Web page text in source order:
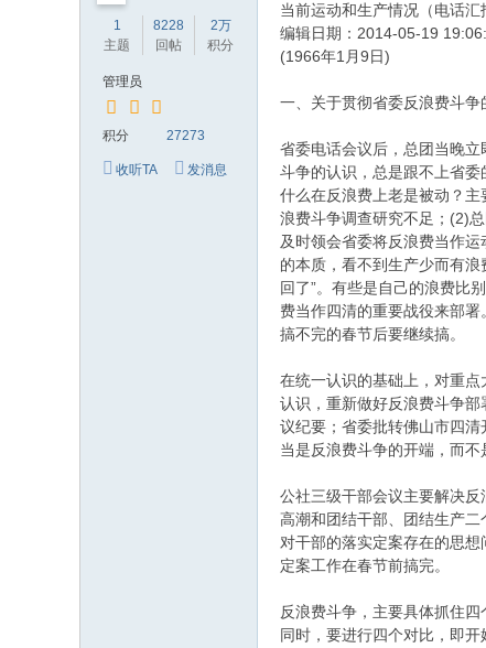
1
主题
8228
回帖
2万
积分
管理员
积分 27273
收听TA 发消息
当前运动和生产情况（电话汇
编辑日期：2014-05-19
(1966年1月9日)
一、关于贯彻省委反浪费斗争
省委电话会议后，总团当晚
斗争的认识，总是跟不上省
什么在反浪费上老是被动？
浪费斗争调查研究不足；(2)
及时领会省委将反浪费当作
的本质，看不到生产少而有
回了”。有些是自己的浪费比
费当作四清的重要战役来部
搞不完的春节后要继续搞。
在统一认识的基础上，对重
认识，重新做好反浪费斗争
议纪要；省委批转佛山市四
当是反浪费斗争的开端，而
公社三级干部会议主要解决
高潮和团结干部、团结生产
对干部的落实定案存在的思
定案工作在春节前搞完。
反浪费斗争，主要具体抓住
同时，要进行四个对比，即